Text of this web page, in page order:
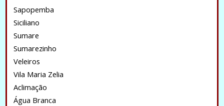
Sapopemba
Siciliano
Sumare
Sumarezinho
Veleiros
Vila Maria Zelia
Aclimação
Água Branca